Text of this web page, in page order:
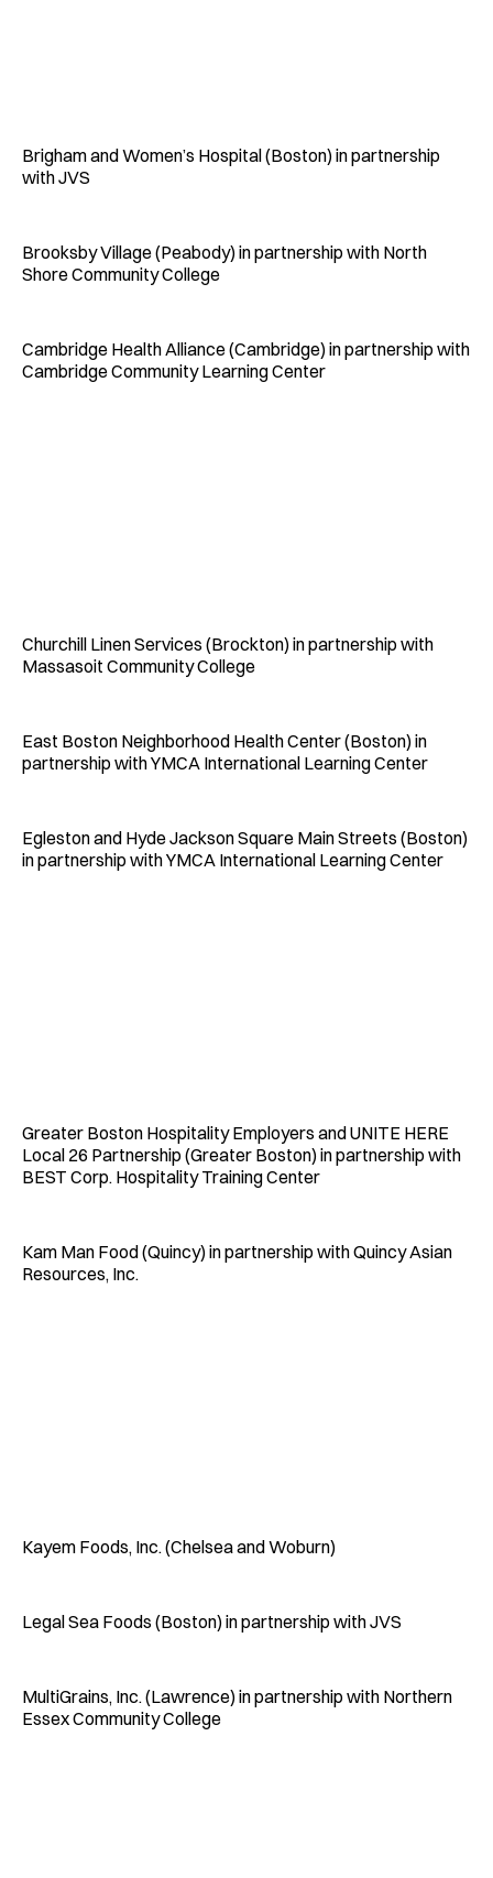
Brigham and Women’s Hospital (Boston) in partnership
with JVS
Brooksby Village (Peabody) in partnership with North
Shore Community College
Cambridge Health Alliance (Cambridge) in partnership with
Cambridge Community Learning Center
Churchill Linen Services (Brockton) in partnership with
Massasoit Community College
East Boston Neighborhood Health Center (Boston) in
partnership with YMCA International Learning Center
Egleston and Hyde Jackson Square Main Streets (Boston)
in partnership with YMCA International Learning Center
Greater Boston Hospitality Employers and UNITE HERE
Local 26 Partnership (Greater Boston) in partnership with
BEST Corp. Hospitality Training Center
Kam Man Food (Quincy) in partnership with Quincy Asian
Resources, Inc.
Kayem Foods, Inc. (Chelsea and Woburn)
Legal Sea Foods (Boston) in partnership with JVS
MultiGrains, Inc. (Lawrence) in partnership with Northern
Essex Community College